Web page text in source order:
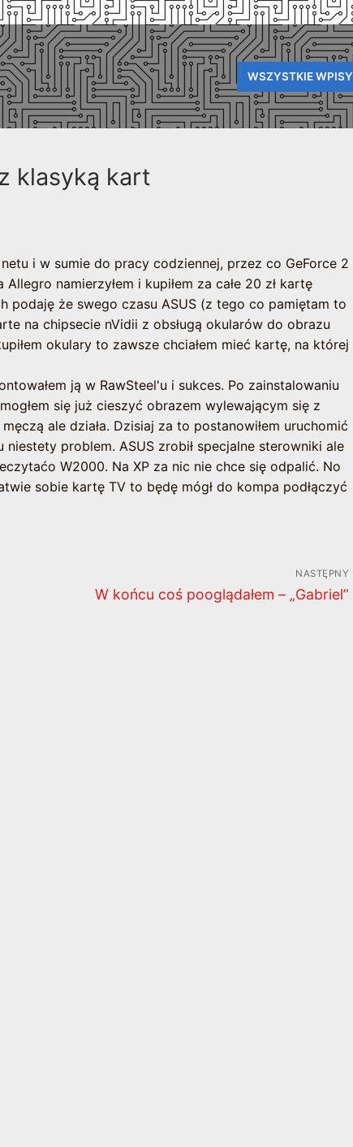
WSZYSTKIE WPISY
klasyką kart
i w sumie do pracy codziennej, przez co GeForce 2
namierzyłem i kupiłem za całe 20 zł kartę
podaję że swego czasu ASUS (z tego co pamiętam to
na chipsecie nVidii z obsługą okularów do obrazu
okulary to zawsze chciałem mieć kartę, na której
ją w RawSteel'u i sukces. Po zainstalowaniu
się już cieszyć obrazem wylewającym się z
ale działa. Dzisiaj za to postanowiłem uruchomić
problem. ASUS zrobił specjalne sterowniki ale
W2000. Na XP za nic nie chce się odpalić. No
sobie kartę TV to będę mógł do kompa podłączyć
NASTĘPNY
Następny
W końcu coś pooglądałem – „Gabriel”